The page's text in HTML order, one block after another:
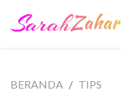
BERANDA TIPS